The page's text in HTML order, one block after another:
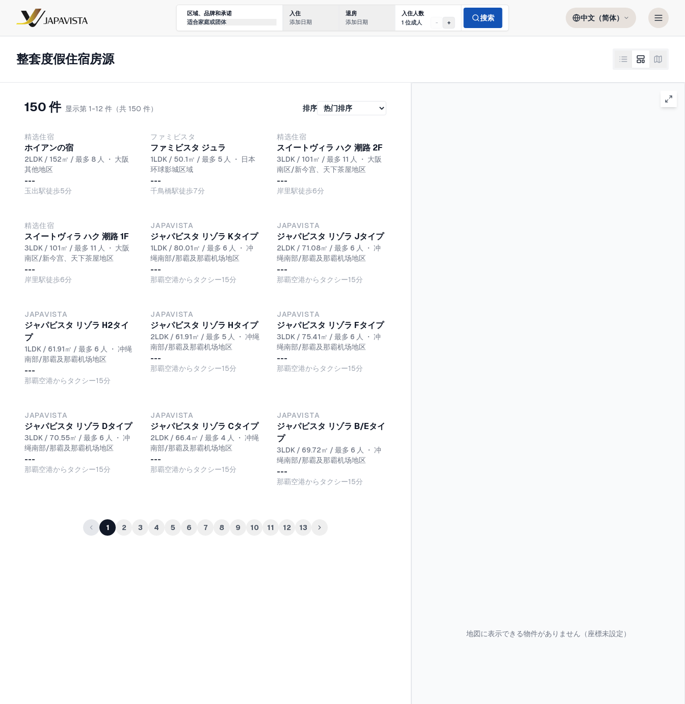
中文（简体）
区域、品牌和承诺
适合家庭或团体
入住
添加日期
退房
添加日期
入住人数
1 位成人
- +
搜索
整套度假住宿房源
150 件 显示第 1-12 件（共 150 件） 排序
NEW
精选住宿
ホイアンの宿
2LDK / 152㎡ / 最多 8 人 ・ 大阪
其他地区
---
玉出駅徒歩5分
ファミビスタ
ファミビスタ ジュラ
1LDK / 50.1㎡ / 最多 5 人 ・ 日本
环球影城区域
---
千鳥橋駅徒歩7分
NEW
精选住宿
スイートヴィラ ハク 潮路 2F
3LDK / 101㎡ / 最多 11 人 ・ 大阪
南区/新今宫、天下茶屋地区
---
岸里駅徒歩6分
NEW
精选住宿
スイートヴィラ ハク 潮路 1F
3LDK / 101㎡ / 最多 11 人 ・ 大阪
南区/新今宫、天下茶屋地区
---
岸里駅徒歩6分
NEW
JAPAVISTA
ジャパビスタ リゾラ Kタイプ
1LDK / 80.01㎡ / 最多 6 人 ・冲
绳南部/那霸及那霸机场地区
---
那覇空港からタクシー15分
NEW
JAPAVISTA
ジャパビスタ リゾラ Jタイプ
2LDK / 71.08㎡ / 最多 6 人 ・ 冲
绳南部/那霸及那霸机场地区
---
那覇空港からタクシー15分
NEW
JAPAVISTA
ジャパビスタ リゾラ H2タイ
プ
1LDK / 61.91㎡ / 最多 6 人 ・ 冲绳
南部/那霸及那霸机场地区
---
那覇空港からタクシー15分
NEW
JAPAVISTA
ジャパビスタ リゾラ Hタイプ
2LDK / 61.91㎡ / 最多 5 人 ・冲绳
南部/那霸及那霸机场地区
---
那覇空港からタクシー15分
NEW
JAPAVISTA
ジャパビスタ リゾラ Fタイプ
3LDK / 75.41㎡ / 最多 6 人 ・ 冲
绳南部/那霸及那霸机场地区
---
那覇空港からタクシー15分
JAPAVISTA
ジャパビスタ リゾラ Dタイプ
3LDK / 70.55㎡ / 最多 6 人 ・ 冲
绳南部/那霸及那霸机场地区
---
那覇空港からタクシー15分
JAPAVISTA
ジャパビスタ リゾラ Cタイプ
2LDK / 66.4㎡ / 最多 4 人 ・冲绳
南部/那霸及那霸机场地区
---
那覇空港からタクシー15分
JAPAVISTA
ジャパビスタ リゾラ B/Eタイ
プ
3LDK / 69.72㎡ / 最多 6 人 ・ 冲
绳南部/那霸及那霸机场地区
---
那覇空港からタクシー15分
1 2 3 4 5 6 7 8 9 10 11 12 13
地図に表示できる物件がありません（座標未設定）